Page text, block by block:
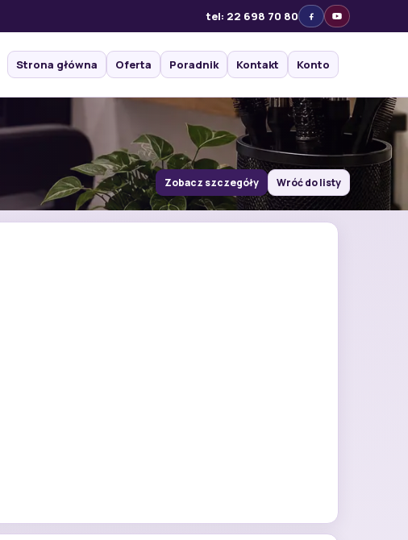
tel: 22 698 70 80
Strona główna Oferta Poradnik Kontakt Konto
Zobacz szczegóły Wróć do listy